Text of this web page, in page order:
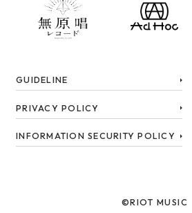
GUIDELINE
PRIVACY POLICY
INFORMATION SECURITY POLICY
©RIOT MUSIC